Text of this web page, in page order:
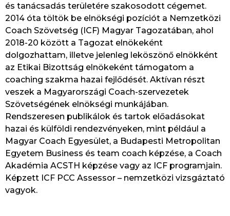
és tanácsadás területére szakosodott cégemet.
2014 óta töltök be elnökségi pozíciót a Nemzetközi
Coach Szövetség (ICF) Magyar Tagozatában, ahol
2018-20 között a Tagozat elnökeként
dolgozhattam, illetve jelenleg leköszönő elnökként
az Etikai Bizottság elnökeként támogatom a
coaching szakma hazai fejlődését. Aktívan részt
veszek a Magyarországi Coach-szervezetek
Szövetségének elnökségi munkájában.
Rendszeresen publikálok és tartok előadásokat
hazai és külföldi rendezvényeken, mint például a
Magyar Coach Egyesület, a Budapesti Metropolitan
Egyetem Business és team coach képzése, a Coach
Akadémia ACSTH képzése vagy az ICF programjain.
Képzett ICF PCC Assessor – nemzetközi vizsgáztató
vagyok.